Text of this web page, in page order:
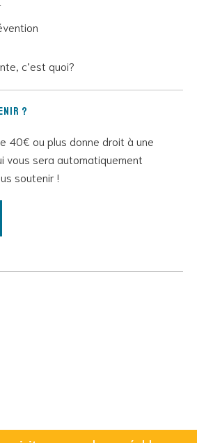
c’est quoi?
?
40€ ou plus donne droit à une
vous sera automatiquement
soutenir !